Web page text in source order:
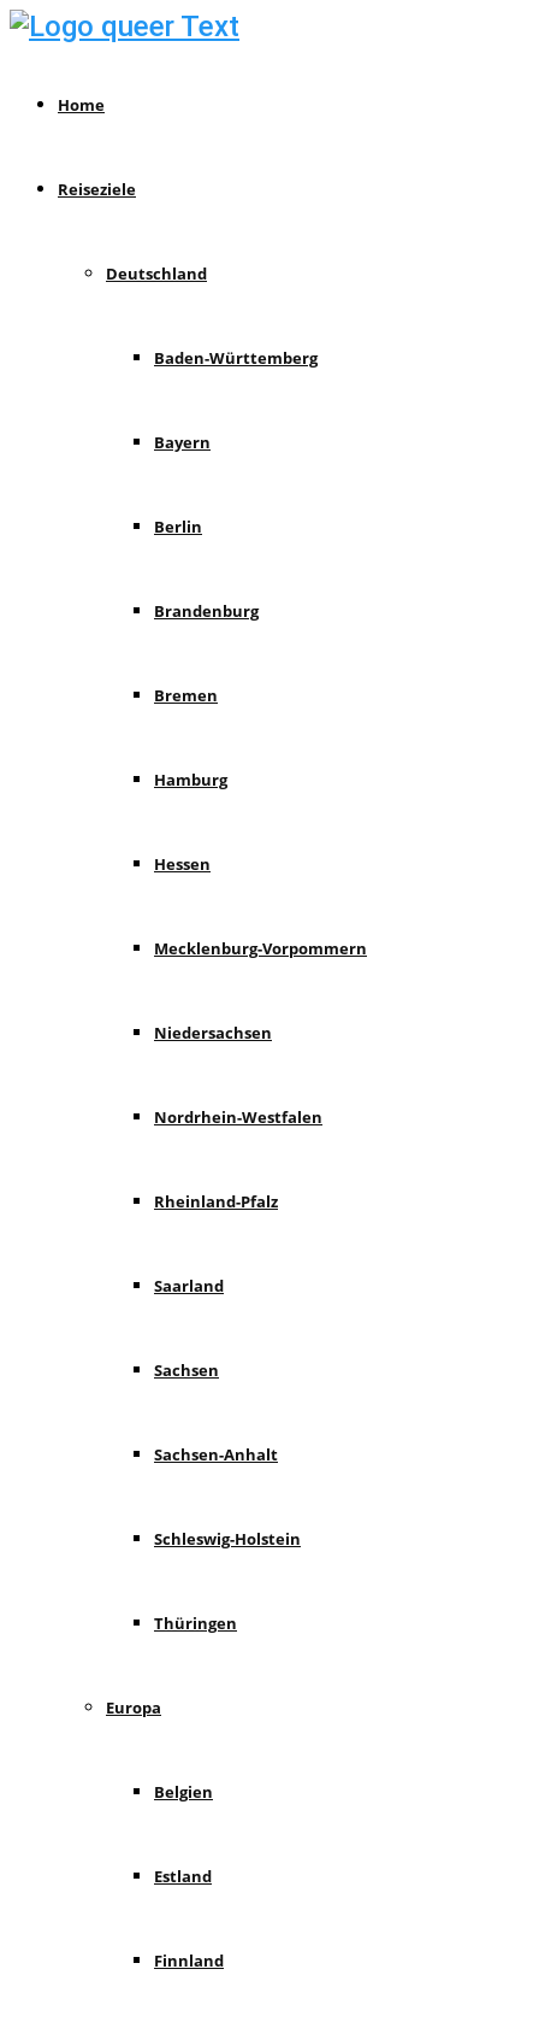
Home
Reiseziele
Deutschland
Baden-Württemberg
Bayern
Berlin
Brandenburg
Bremen
Hamburg
Hessen
Mecklenburg-Vorpommern
Niedersachsen
Nordrhein-Westfalen
Rheinland-Pfalz
Saarland
Sachsen
Sachsen-Anhalt
Schleswig-Holstein
Thüringen
Europa
Belgien
Estland
Finnland